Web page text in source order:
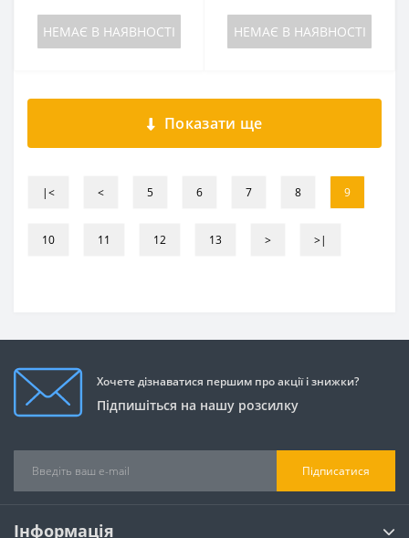
НЕМАЄ В НАЯВНОСТІ НЕМАЄ В НАЯВНОСТІ
Показати ще
|< < 5 6 7 8 9
10 11 12 13 > >|
Хочете дізнаватися першим про акції і знижки?
Підпишіться на нашу розсилку
Підписатися
Інформація